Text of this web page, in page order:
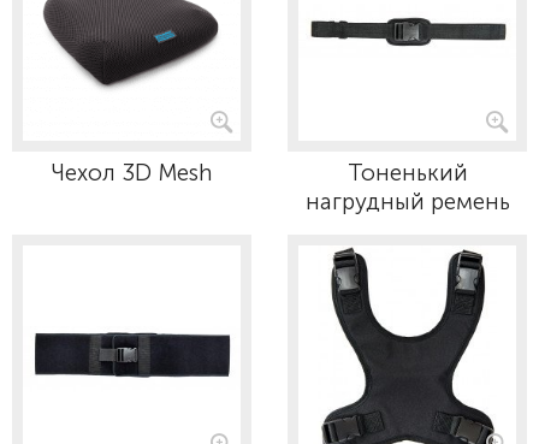
Чехол 3D Mesh
Тоненький
нагрудный ремень